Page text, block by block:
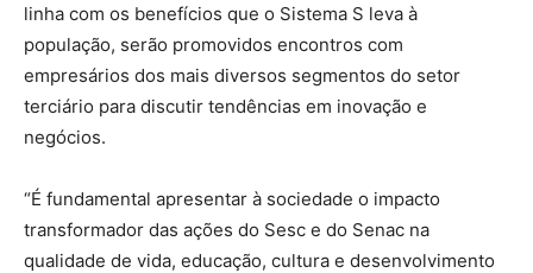
linha com os benefícios que o Sistema S leva à
população, serão promovidos encontros com
empresários dos mais diversos segmentos do setor
terciário para discutir tendências em inovação e
negócios.
“É fundamental apresentar à sociedade o impacto
transformador das ações do Sesc e do Senac na
qualidade de vida, educação, cultura e desenvolvimento